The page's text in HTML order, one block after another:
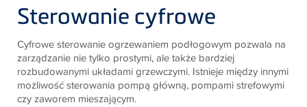
Sterowanie cyfrowe
Cyfrowe sterowanie ogrzewaniem podłogowym pozwala na
zarządzanie nie tylko prostymi, ale także bardziej
rozbudowanymi układami grzewczymi. Istnieje między innymi
możliwość sterowania pompą główną, pompami strefowymi
czy zaworem mieszającym.